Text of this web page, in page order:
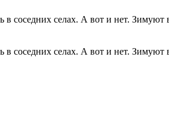
в соседних селах. А вот и нет.
в соседних селах. А вот и нет.